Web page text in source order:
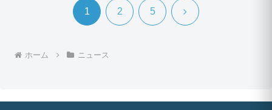
1 2 5 次
ホーム ニュース